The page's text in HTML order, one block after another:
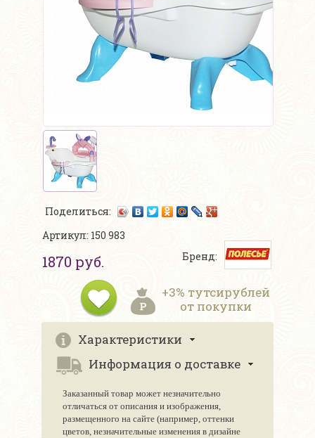
Поделиться:
Артикул: 150 983
1870 руб. Бренд:
+3% тутсирублей
от покупки
Характеристики
Информация о доставке
Заказанный товар может незначительно
отличаться от описания и изображения,
размещенного на сайте (например, оттенки
цветов, незначительные изменения в дизайне